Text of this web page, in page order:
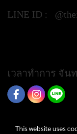
LINE ID :
เวลาทำการ จัน
This website uses